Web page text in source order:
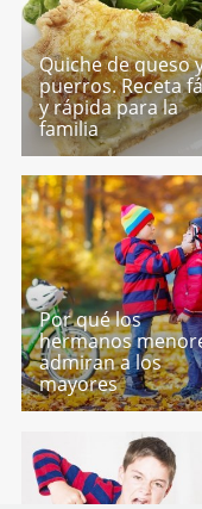
Quiche de queso
puerros. Receta
y rápida para la
familia
Por qué los
hermanos
admiran a los
mayores